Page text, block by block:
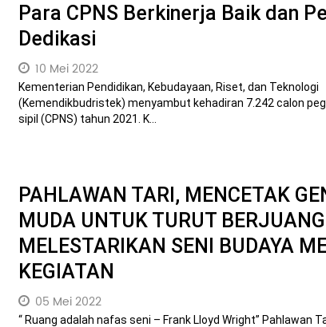
Para CPNS Berkinerja Baik dan
Dedikasi
10 Mei 2022
Kementerian Pendidikan, Kebudayaan, Riset, dan Teknologi
(Kemendikbudristek) menyambut kehadiran 7.242 calon
sipil (CPNS) tahun 2021. K...
PAHLAWAN TARI, MENCETAK
MUDA UNTUK TURUT BERJUANG
MELESTARIKAN SENI BUDAYA
KEGIATAN
05 Mei 2022
“ Ruang adalah nafas seni – Frank Lloyd Wright” Pahlawan